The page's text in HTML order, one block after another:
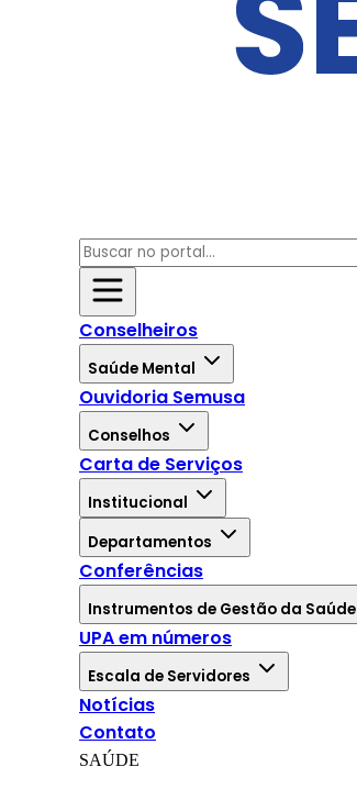
Conselheiros
Saúde Mental
Ouvidoria Semusa
Conselhos
Carta de Serviços
Institucional
Departamentos
Conferências
Instrumentos de Gestão da Saúde
UPA em números
Escala de Servidores
Notícias
Contato
SAÚDE